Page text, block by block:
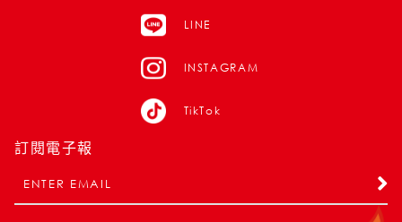
LINE
INSTAGRAM
TikTok
訂閱電子報